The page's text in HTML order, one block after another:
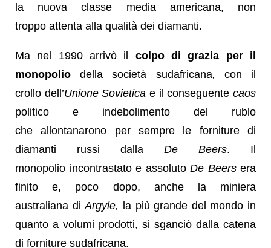
la nuova classe media americana, non
troppo attenta alla qualità dei diamanti.
Ma nel 1990 arrivò il colpo di grazia per il
monopolio della società sudafricana, con il
crollo dell’Unione Sovieticae il conseguentecaos
politico e indebolimento del rublo
che allontanarono per sempre le forniture di
diamanti russi dalla De Beers. Il
monopolio incontrastato e assoluto De Beersera
finito e, poco dopo, anche la miniera
australiana diArgyle, la più grande del mondo in
quanto a volumi prodotti, si sganciò dalla catena
di forniture sudafricana.